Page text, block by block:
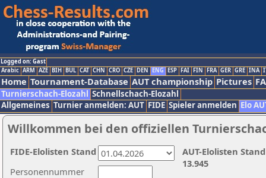
Logged on: Gast
Arabic ARM AZE BIH BUL CAT CHN CRO CZE DEN ENG ESP FAI FIN FRA GER GRE INA
Home Tournament-Database AUT championship Pictures
Turnierschach-Elozahl Schnellschach-Elozahl
Allgemeines Turnier anmelden: AUT FIDE Spieler anmelden Elo
Willkommen bei den offiziellen
Personennummer
AUT-Elolisten
13.945
FIDE-Elolisten Stand